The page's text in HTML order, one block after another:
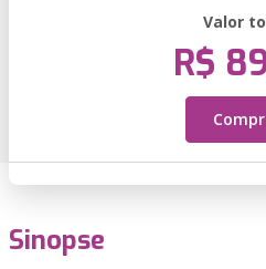
Valor
R$
Sinopse